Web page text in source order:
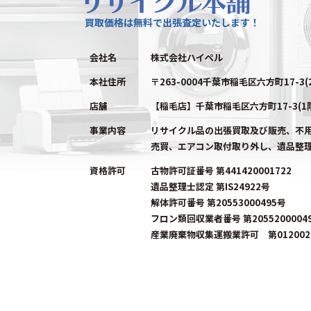
買取価格は無料で出張査定いたします！
会社名
株式会社ハイペル
本社住所
〒263-0004千葉市稲毛区六方町17-
店舗
【稲毛店】千葉市稲毛区六方町17-3(1
事業内容
リサイクル品の出張買取及び販売、不
売買、エアコン取付取り外し、遺品整
資格許可
古物許可証番号 第441420001722
遺品整理士認定 第IS24922号
解体許可番号 第20553000495号
フロン類回収業者番号 第
産業廃棄物収集運搬業許可 第